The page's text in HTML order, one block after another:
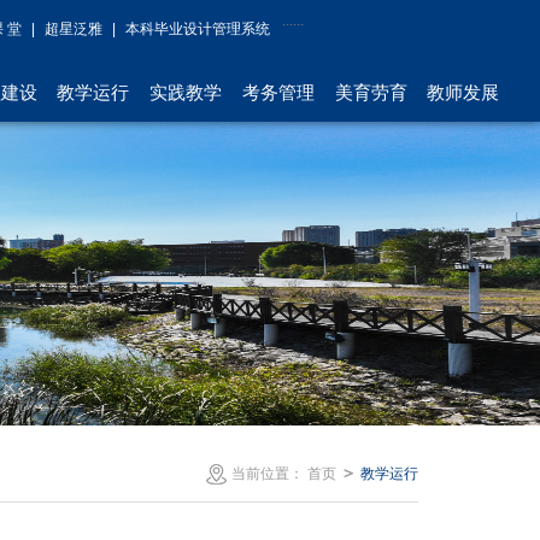
堂 超星泛雅 本科毕业设计管理系统
设 教学运行 实践教学 考务管理 美育劳育 教师发展
当前位置： 首页 ＞ 教学运行